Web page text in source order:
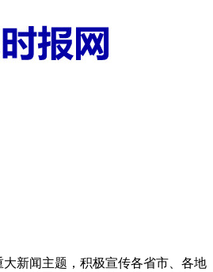
大新闻主题，积极宣传各省市、各地